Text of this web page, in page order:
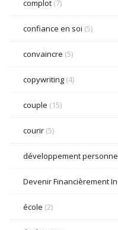
complot (7)
confiance en soi (5)
convaincre (5)
copywriting (4)
couple (15)
courir (5)
développement
Devenir Financièrement
école (2)